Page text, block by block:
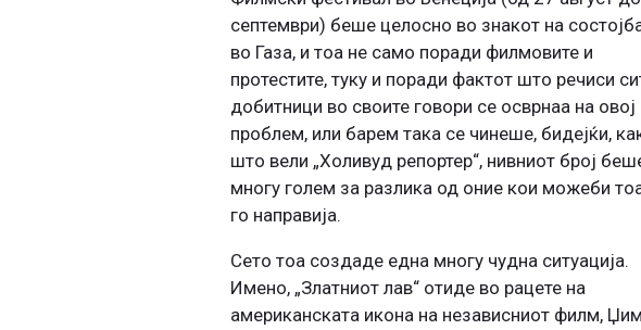
септември) беше целосно во знакот на
во Газа, и тоа не само поради филмовите и
протестите, туку и поради фактот што речиси
добитници во своите говори се осврнаа на овој
проблем, или барем така се чинеше, бидејќи,
што вели „Холивуд репортер“, нивниот број
многу голем за разлика од оние кои можеби
го направија.
Сето тоа создаде една многу чудна ситуација.
Имено, „Златниот лав“ отиде во рацете на
американската икона на независниот филм, Џим